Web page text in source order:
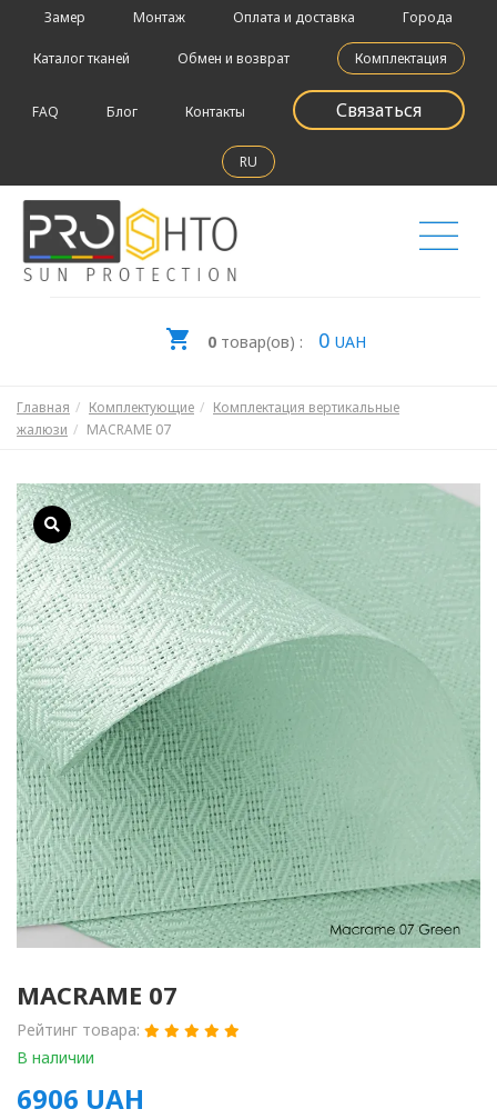
Замер Монтаж Оплата и доставка Города
Каталог тканей Обмен и возврат Комплектация
FAQ Блог Контакты Связаться
RU
0товар(ов) : 0 UAH
Главная Комплектующие
Комплектация вертикальные
жалюзи
MACRAME 07
MACRAME 07
Рейтинг товара:
В наличии
6906 UAH